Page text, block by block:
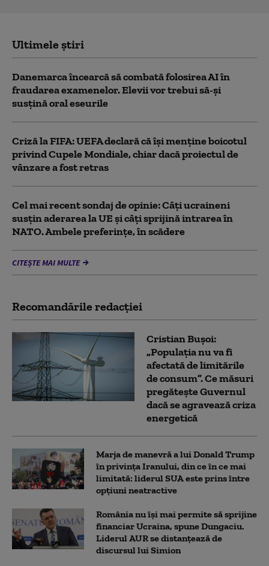
Ultimele știri
Danemarca încearcă să combată folosirea AI în
fraudarea examenelor. Elevii vor trebui să-şi
susţină oral eseurile
Criză la FIFA: UEFA declară că îşi menţine boicotul
privind Cupele Mondiale, chiar dacă proiectul de
vânzare a fost retras
Cel mai recent sondaj de opinie: Câți ucraineni
susțin aderarea la UE și câți sprijină intrarea în
NATO. Ambele preferințe, în scădere
CITEȘTE MAI MULTE
Recomandările redacţiei
Cristian Bușoi:
„Populația nu va fi
afectată de limitările
de consum”. Ce măsuri
pregătește Guvernul
dacă se agravează criza
energetică
Marja de manevră a lui Donald Trump
în privința Iranului, din ce în ce mai
limitată: liderul SUA este prins între
opțiuni neatractive
România nu își mai permite să sprijine
financiar Ucraina, spune Dungaciu.
Liderul AUR se distanțează de
discursul lui Simion